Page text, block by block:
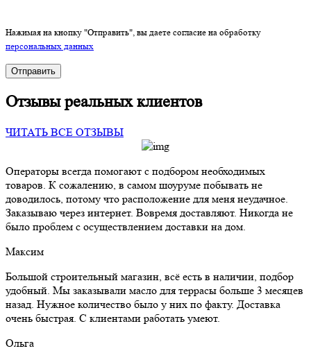
Нажимая на кнопку "Отправить", вы даете согласие на обработку
персональных данных
Отправить
Отзывы реальных клиентов
ЧИТАТЬ ВСЕ ОТЗЫВЫ
Операторы всегда помогают с подбором необходимых
товаров. К сожалению, в самом шоуруме побывать не
доводилось, потому что расположение для меня неудачное.
Заказываю через интернет. Вовремя доставляют. Никогда не
было проблем с осуществлением доставки на дом.
Максим
Большой строительный магазин, всё есть в наличии, подбор
удобный. Мы заказывали масло для террасы больше 3 месяцев
назад. Нужное количество было у них по факту. Доставка
очень быстрая. С клиентами работать умеют.
Ольга